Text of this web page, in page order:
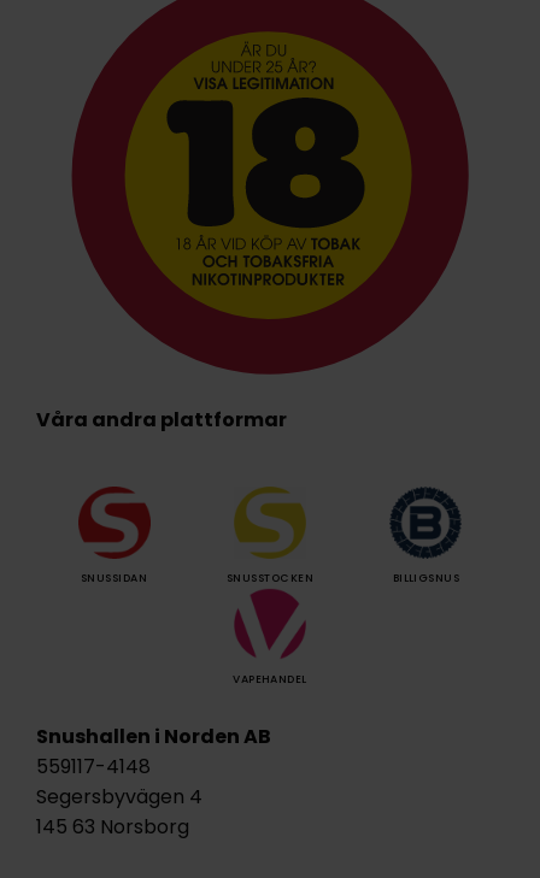
Våra andra plattformar
SNUSSIDAN SNUSSTOCKEN BILLIGSNUS
VAPEHANDEL
Snushallen i Norden AB
559117-4148
Segersbyvägen 4
145 63 Norsborg